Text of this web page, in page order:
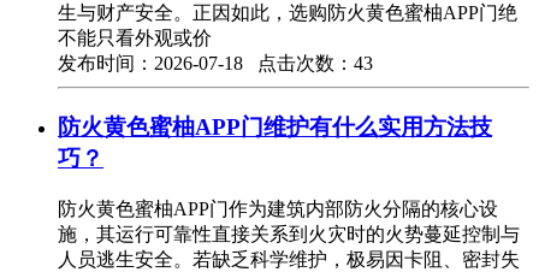
生与财产安全。正因如此，选购防火黄色蜜柚APP门绝
不能只看外观或价
发布时间：2026-07-18 点击次数：43
防火黄色蜜柚APP门维护有什么实用方法技
巧？
防火黄色蜜柚APP门作为建筑内部防火分隔的核心设
施，其运行可靠性直接关系到火灾时的火势蔓延控制与
人员逃生安全。若缺乏科学维护，极易因卡阻、密封失